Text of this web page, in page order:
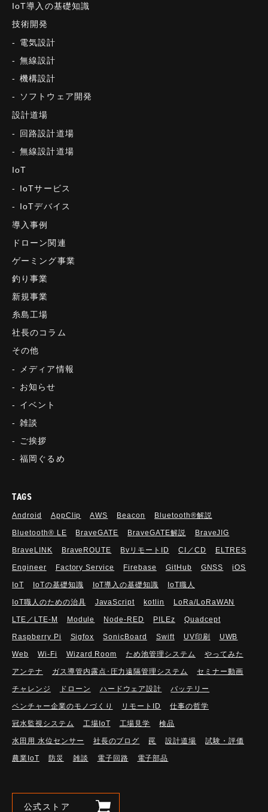
IoT導入の基礎知識
技術開発
電気設計
無線設計
機構設計
ソフトウェア開発
設計道場
回路設計道場
無線設計道場
IoT
IoTサービス
IoTデバイス
導入事例
ドローン関連
ゲーミング事業
釣り事業
新規事業
糸島工場
社長のコラム
その他
メディア情報
お知らせ
イベント
雑談
ご挨拶
福岡ぐるめ
TAGS
Android AppClip AWS Beacon Bluetooth®解説
Bluetooth®︎ LE BraveGATE BraveGATE解説 BraveJIG
BraveLINK BraveROUTE BvリモートID CI／CD ELTRES
Engineer Factory Service Firebase GitHub GNSS iOS
IoT IoTの基礎知識 IoT導入の基礎知識 IoT職人
IoT職人のための治具 JavaScript kotlin LoRa/LoRaWAN
LTE／LTE-M Module Node-RED PILEz Quadcept
Raspberry Pi Sigfox SonicBoard Swift UV印刷 UWB
Web Wi-Fi Wizard Room ため池管理システム やってみた
アンテナ ガス導管内露点･圧力遠隔管理システム セミナー動画
チャレンジ ドローン ハードウェア設計 バッテリー
ベンチャー企業のモノづくり リモートID 仕事の哲学
冠水監視システム 工場IoT 工場見学 検品
水田用 水位センサー 社長のブログ 罠 設計道場 試験・評価
農業IoT 防災 雑談 電子回路 電子部品
公式ストア